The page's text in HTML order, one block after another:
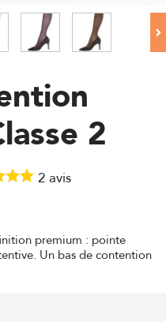
2
2avis
premium : pointe
Un bas de contention